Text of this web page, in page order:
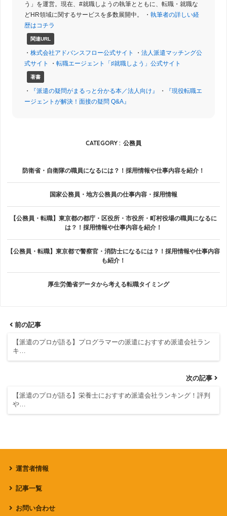
う」を運営。現在、#就職しようの執筆とともに、転職・就職な
どHR領域に関するサービスを多数展開中。 ・ 執筆者の詳しい経
歴はコチラ
関連URL
・ 株式会社アドバンスフロー公式サイト ・ 法人派遣マッチング公
式サイト
・ 転職エージェント「♯就職しよう」公式サイト
著書
・ 『派遣の疑問がまるっと分かる本／法人向け』 ・
『現役転職エ
ージェントが解決！面接の疑問 Q&A』
CATEGORY : 公務員
防衛省・自衛隊の職員になるには？！採用情報や仕事内容を紹介！
国家公務員・地方公務員の仕事内容・採用情報
【公務員・転職】東京都の都庁・区役所・市役所・町村役場の職員になるに
は？！採用情報や仕事内容を紹介！
【公務員・転職】東京都で警察官・消防士になるには？！採用情報や仕事内容
も紹介！
厚生労働省データから考える転職タイミング
前の記事
【派遣のプロが語る】プログラマーの派遣におすすめ派遣会社ラン
キ…
次の記事
【派遣のプロが語る】栄養士におすすめ派遣会社ランキング！評判
や…
運営者情報
記事一覧
お問い合わせ